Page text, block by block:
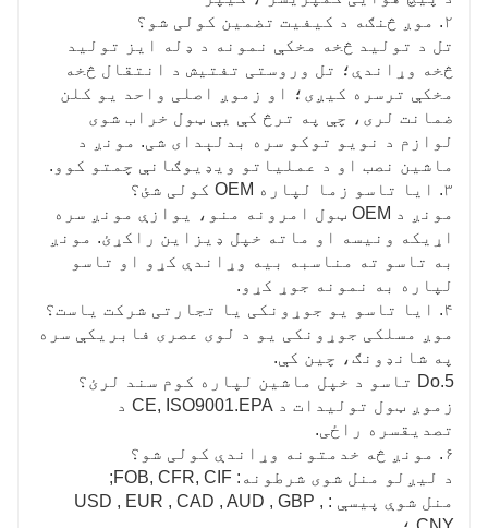
۲. موږ څنګه د کیفیت تضمین کولی شو؟
تل د تولید څخه مخکې نمونه د ډله ایز تولید
څخه وړاندې؛ تل وروستی تفتیش د انتقال څخه
مخکې ترسره کیږی؛ او زموږ اصلی واحد یو کلن
ضمانت لری، چې په ترڅ کې یې ټول خراب شوی
لوازم د نویو توکو سره بدلېدای شی. مونږ د
ماشین نصب او د عملیاتو ویډیوګانې چمتو کوو.
۳. ایا تاسو زما لپاره OEM کولی شئ؟
مونږ د OEM ټول امرونه منو، یوازې مونږ سره
اړیکه ونیسه او ماته خپل ډیزاین راکړئ. مونږ
به تاسو ته مناسبه بیه وړاندې کړو او تاسو
لپاره به نمونه جوړ کړو.
۴. ایا تاسو یو جوړونکی یا تجارتی شرکت یاست؟
موږ مسلکی جوړونکی یو د لوی عصری فابریکې سره
په شانډونګ، چین کې.
5.Do تاسو د خپل ماشین لپاره کوم سند لرئ؟
زموږ ټول تولیدات د CE, ISO9001.EPA د
تصدیقسره راځی.
۶. مونږ څه خدمتونه وړاندې کولی شو؟
د لیږلو منل شوی شرطونه: FOB, CFR, CIF;
منل شوې پیسې : USD , EUR , CAD , AUD , GBP ,